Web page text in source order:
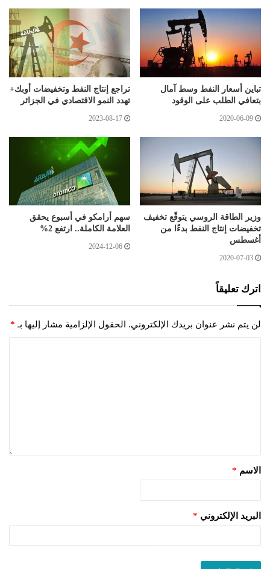
تباين أسعار النفط وسط آمال
بتعافي الطلب على الوقود
2020-06-09
تراجع إنتاج النفط وتخفيضات أوبك+
تهدد النمو الاقتصادي في الجزائر
2023-08-17
وزير الطاقة الروسي يتوقّع تخفيف
تخفيضات إنتاج النفط بدءًا من
أغسطس
2020-07-03
سهم أرامكو في أسبوع يحقق
العلامة الكاملة.. ارتفع 2%
2024-12-06
اترك تعليقاً
لن يتم نشر عنوان بريدك الإلكتروني. الحقول الإلزامية مشار إليها بـ *
الاسم *
البريد الإلكتروني *